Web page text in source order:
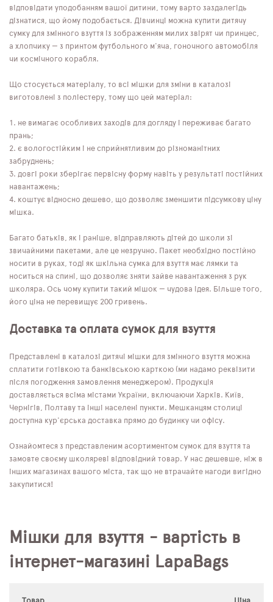
відповідати уподобанням вашої дитини, тому варто заздалегідь
дізнатися, що йому подобається. Дівчинці можна купити дитячу
сумку для змінного взуття із зображенням милих звірят чи принцес,
а хлопчику — з принтом футбольного м'яча, гоночного автомобіля
чи космічного корабля.
Що стосується матеріалу, то всі мішки для зміни в каталозі
виготовлені з поліестеру, тому що цей матеріал:
не вимагає особливих заходів для догляду і переживає багато
прань;
є вологостійким і не сприйнятливим до різноманітних
забруднень;
довгі роки зберігає первісну форму навіть у результаті постійних
навантажень;
коштує відносно дешево, що дозволяє зменшити підсумкову ціну
мішка.
Багато батьків, як і раніше, відправляють дітей до школи зі
звичайними пакетами, але це незручно. Пакет необхідно постійно
носити в руках, тоді як шкільна сумка для взуття має лямки та
носиться на спині, що дозволяє зняти зайве навантаження з рук
школяра. Ось чому купити такий мішок — чудова ідея. Більше того,
його ціна не перевищує 200 гривень.
Доставка та оплата сумок для взуття
Представлені в каталозі дитячі мішки для змінного взуття можна
сплатити готівкою та банківською карткою (ми надамо реквізити
після погодження замовлення менеджером). Продукція
доставляється всіма містами України, включаючи Харків. Київ,
Чернігів, Полтаву та інші населені пункти. Мешканцям столиці
доступна кур'єрська доставка прямо до будинку чи офісу.
Ознайомтеся з представленим асортиментом сумок для взуття та
замовте своєму школяреві відповідний товар. У нас дешевше, ніж в
інших магазинах вашого міста, так що не втрачайте нагоди вигідно
закупитися!
Мішки для взуття - вартість в
інтернет-магазині LapaBags